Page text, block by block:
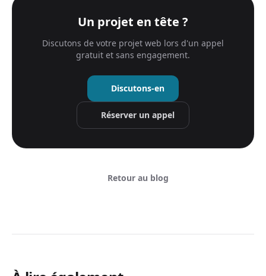
Un projet en tête ?
Discutons de votre projet web lors d'un appel
gratuit et sans engagement.
Discutons-en
Réserver un appel
Retour au blog